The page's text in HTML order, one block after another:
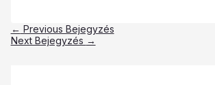
← Previous Bejegyzés
Next Bejegyzés →